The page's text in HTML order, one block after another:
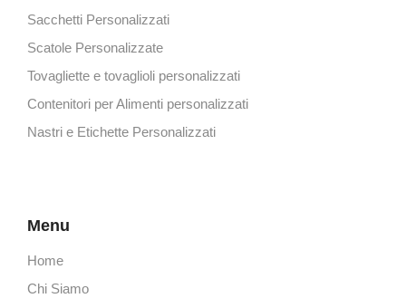
Sacchetti Personalizzati
Scatole Personalizzate
Tovagliette e tovaglioli personalizzati
Contenitori per Alimenti personalizzati
Nastri e Etichette Personalizzati
Menu
Home
Chi Siamo